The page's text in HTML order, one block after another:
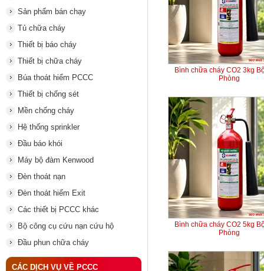
Sản phẩm bán chạy
Tủ chữa cháy
Thiết bị báo cháy
Thiết bị chữa cháy
Búa thoát hiểm PCCC
Thiết bị chống sét
Mền chống cháy
Hệ thống sprinkler
Đầu báo khói
Máy bộ đàm Kenwood
Đèn thoát nạn
Đèn thoát hiểm Exit
Các thiết bị PCCC khác
Bộ công cụ cứu nạn cứu hộ
Đầu phun chữa cháy
CÁC DỊCH VỤ VỀ PCCC
Bình chữa cháy CO2 3kg
Phòng
Bình chữa cháy CO2 5kg
Phòng